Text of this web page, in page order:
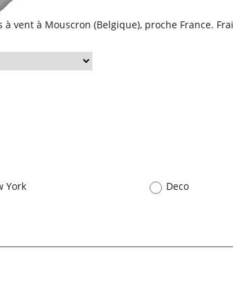
vent à Mouscron (Belgique), proche France.
York
Deco